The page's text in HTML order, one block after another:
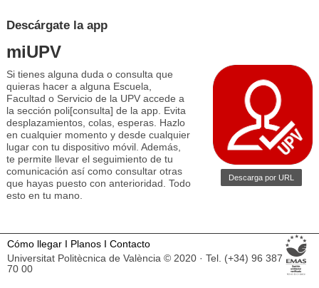
Descárgate la app
miUPV
Si tienes alguna duda o consulta que
quieras hacer a alguna Escuela,
Facultad o Servicio de la UPV accede a
la sección poli[consulta] de la app. Evita
desplazamientos, colas, esperas. Hazlo
en cualquier momento y desde cualquier
lugar con tu dispositivo móvil. Además,
te permite llevar el seguimiento de tu
comunicación así como consultar otras
que hayas puesto con anterioridad. Todo
esto en tu mano.
Descarga por URL
Cómo llegar Planos
Contacto
Universitat Politècnica de València © 2020 · Tel. (+34) 96 387
70 00